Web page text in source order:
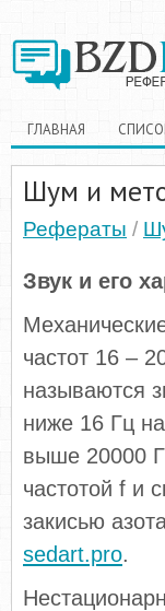
ГЛАВНАЯ
Шум и
Рефераты /
Звук и его
частот 16 –
называются
ниже 16 Гц
выше 20000
частотой f и
закисью
sedart.pro.